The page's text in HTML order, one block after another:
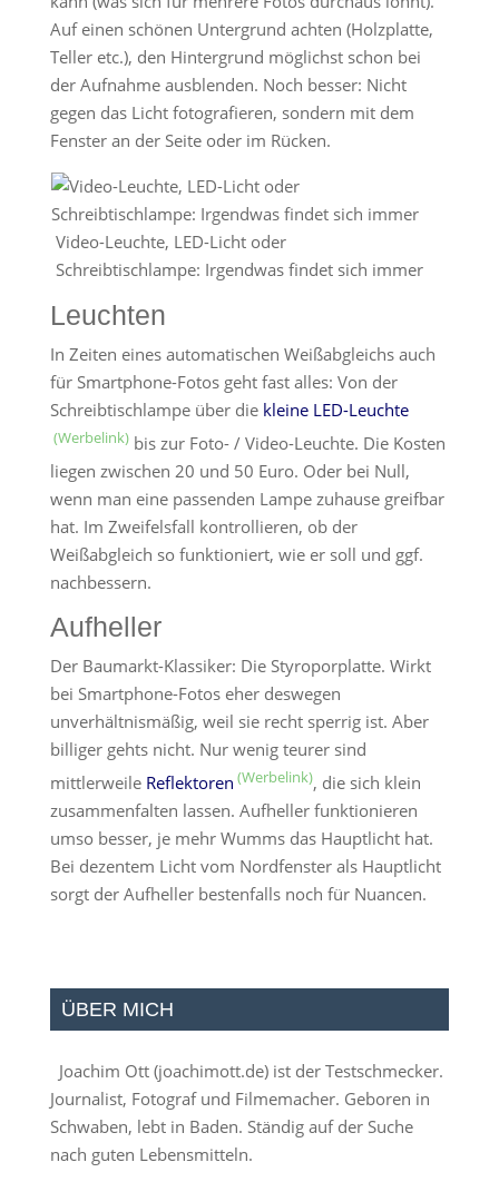
Auf einen schönen Untergrund achten (Holzplatte,
Teller etc.), den Hintergrund möglichst schon bei
der Aufnahme ausblenden. Noch besser: Nicht
gegen das Licht fotografieren, sondern mit dem
Fenster an der Seite oder im Rücken.
Video-Leuchte, LED-Licht oder
Schreibtischlampe: Irgendwas findet sich immer
Leuchten
In Zeiten eines automatischen Weißabgleichs auch
für Smartphone-Fotos geht fast alles: Von der
Schreibtischlampe über die kleine LED-Leuchte
bis zur Foto- / Video-Leuchte. Die Kosten
liegen zwischen 20 und 50 Euro. Oder bei Null,
wenn man eine passenden Lampe zuhause greifbar
hat. Im Zweifelsfall kontrollieren, ob der
Weißabgleich so funktioniert, wie er soll und ggf.
nachbessern.
Aufheller
Der Baumarkt-Klassiker: Die Styroporplatte. Wirkt
bei Smartphone-Fotos eher deswegen
unverhältnismäßig, weil sie recht sperrig ist. Aber
billiger gehts nicht. Nur wenig teurer sind
mittlerweile Reflektoren
, die sich klein
zusammenfalten lassen. Aufheller funktionieren
umso besser, je mehr Wumms das Hauptlicht hat.
Bei dezentem Licht vom Nordfenster als Hauptlicht
sorgt der Aufheller bestenfalls noch für Nuancen.
ÜBER MICH
Joachim Ott (joachimott.de) ist der Testschmecker.
Journalist, Fotograf und Filmemacher. Geboren in
Schwaben, lebt in Baden. Ständig auf der Suche
nach guten Lebensmitteln.